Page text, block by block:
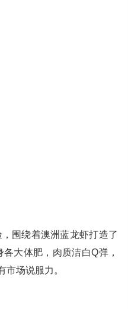
围绕着澳洲蓝龙虾打造了
大体肥，肉质洁白Q弹，
场说服力。